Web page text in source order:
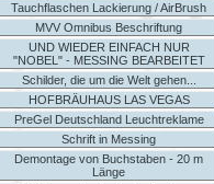
Tauchflaschen Lackierung / AirBrush
MVV Omnibus Beschriftung
UND WIEDER EINFACH NUR
"NOBEL" - MESSING BEARBEITET
Schilder, die um die Welt gehen...
HOFBRÄUHAUS LAS VEGAS
PreGel Deutschland Leuchtreklame
Schrift in Messing
Demontage von Buchstaben - 20 m
Länge